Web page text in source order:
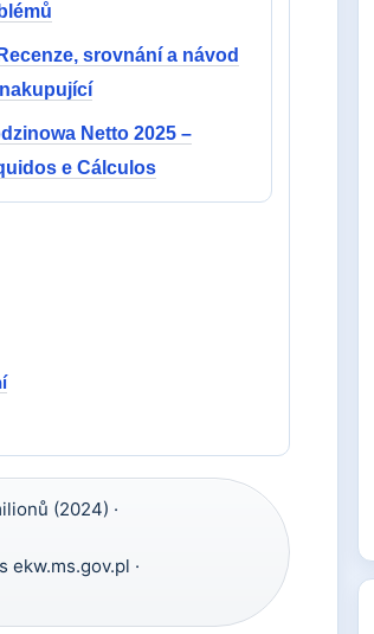
srovnání a návod
Netto 2025 –
e Cálculos
(2024) ·
ekw.ms.gov.pl ·